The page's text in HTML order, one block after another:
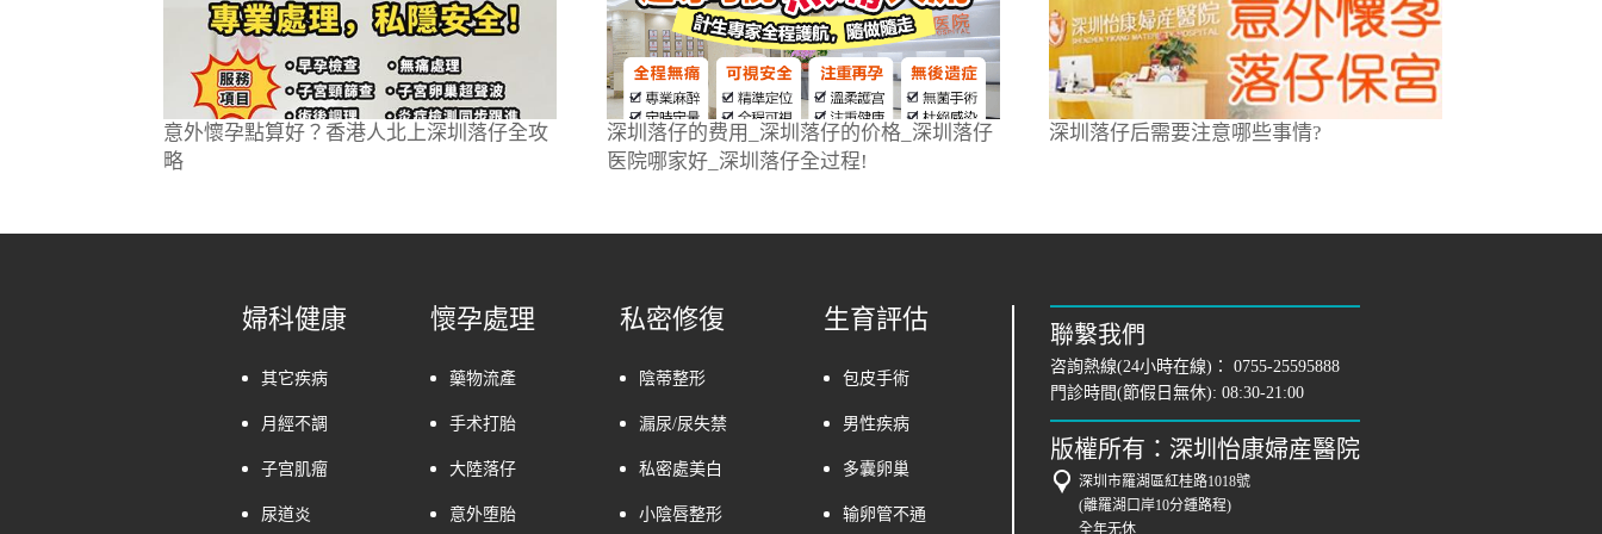
意外懷孕點算好？香港人北上深圳落仔全攻
略
深圳落仔的费用_深圳落仔的价格_深圳落仔
医院哪家好_深圳落仔全过程!
深圳落仔后需要注意哪些事情?
婦科健康
其它疾病
月經不調
子宫肌瘤
尿道炎
懷孕處理
藥物流產
手术打胎
大陸落仔
意外堕胎
私密修復
陰蒂整形
漏尿/尿失禁
私密處美白
小陰唇整形
生育評估
包皮手術
男性疾病
多囊卵巢
输卵管不通
聯繫我們
咨詢熱線(24小時在線)：0755-25595888
門診時間(節假日無休): 08:30-21:00
版權所有：深圳怡康婦産醫院
深圳市羅湖區紅桂路1018號
(離羅湖口岸10分鍾路程)
全年无休